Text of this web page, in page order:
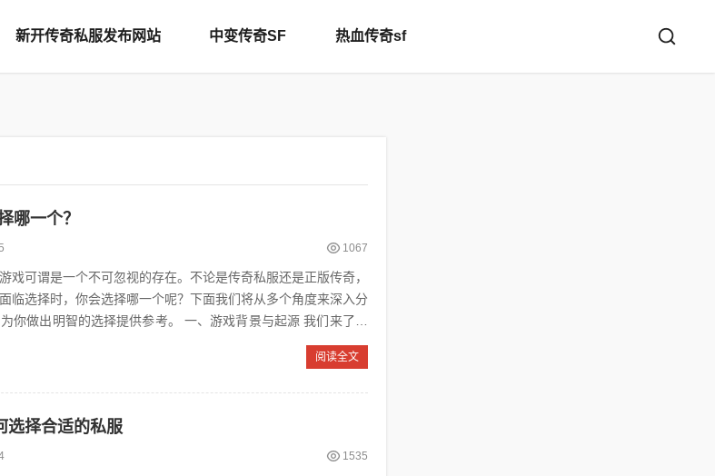
新开传奇私服发布网站 中变传奇SF 热血传奇sf
哪一个？
1067
戏可谓是一个不可忽视的存在。不论是传奇私服还是正版传奇，
临选择时，你会选择哪一个呢？下面我们将从多个角度来深入分
提供参考。 一、游戏背景与起源 我们来了解
阅读全文
选择合适的私服
1535